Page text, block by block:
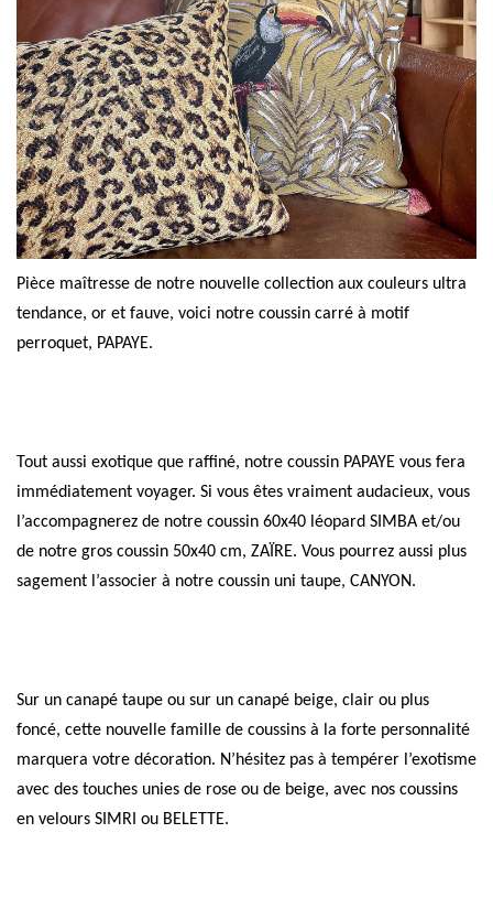
Pièce maîtresse de notre nouvelle collection aux couleurs ultra
tendance, or et fauve, voici notre coussin carré à motif
perroquet, PAPAYE.
Tout aussi exotique que raffiné, notre coussin PAPAYE vous fera
immédiatement voyager. Si vous êtes vraiment audacieux, vous
l’accompagnerez de notre coussin 60x40 léopard SIMBA et/ou
de notre gros coussin 50x40 cm, ZAÏRE. Vous pourrez aussi plus
sagement l’associer à notre coussin uni taupe, CANYON.
Sur un canapé taupe ou sur un canapé beige, clair ou plus
foncé, cette nouvelle famille de coussins à la forte personnalité
marquera votre décoration. N’hésitez pas à tempérer l’exotisme
avec des touches unies de rose ou de beige, avec nos coussins
en velours SIMRI ou BELETTE.